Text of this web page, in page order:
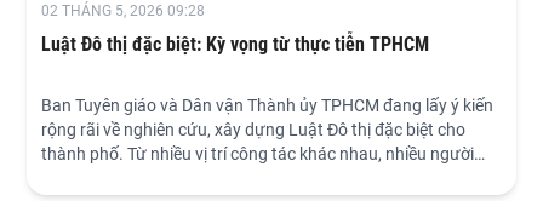
02 THÁNG 5, 2026 09:28
Luật Đô thị đặc biệt: Kỳ vọng từ thực tiễn TPHCM
Ban Tuyên giáo và Dân vận Thành ủy TPHCM đang lấy ý kiến
rộng rãi về nghiên cứu, xây dựng Luật Đô thị đặc biệt cho
thành phố. Từ nhiều vị trí công tác khác nhau, nhiều người